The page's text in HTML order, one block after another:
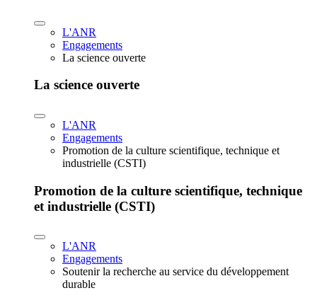
L'ANR
Engagements
La science ouverte
La science ouverte
L'ANR
Engagements
Promotion de la culture scientifique, technique et
industrielle (CSTI)
Promotion de la culture scientifique, technique
et industrielle (CSTI)
L'ANR
Engagements
Soutenir la recherche au service du développement
durable